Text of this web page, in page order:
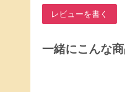
レビューを書く
一緒にこんな